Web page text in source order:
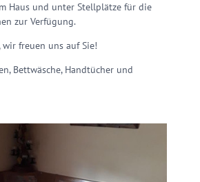
Haus und unter Stellplätze für die
zur Verfügung.
wir freuen uns auf Sie!
Bettwäsche, Handtücher und